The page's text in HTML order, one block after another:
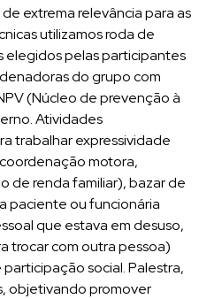
extrema relevância para as
utilizamos roda de
elegidos pelas participantes
do grupo com
(Núcleo de prevenção à
Atividades
trabalhar expressividade
motora,
de renda familiar), bazar de
paciente ou funcionária
que estava em desuso,
trocar com outra pessoa)
social. Palestra,
objetivando promover